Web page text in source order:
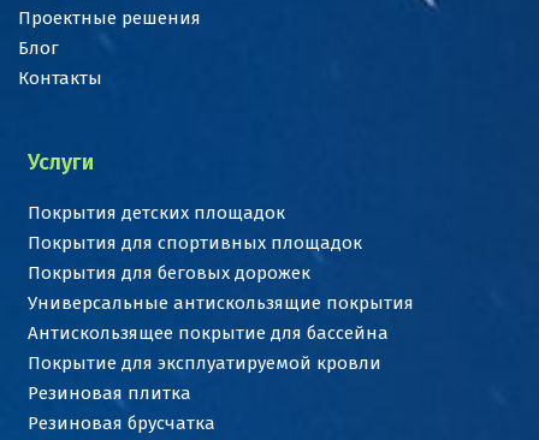
Проектные решения
Блог
Контакты
Услуги
Покрытия детских площадок
Покрытия для спортивных площадок
Покрытия для беговых дорожек
Универсальные антискользящие покрытия
Антискользящее покрытие для бассейна
Покрытие для эксплуатируемой кровли
Резиновая плитка
Резиновая брусчатка